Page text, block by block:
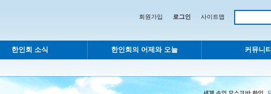
회원가입 로그인 사이트맵
한인회 소식 한인회의 어제와 오늘 커뮤니티